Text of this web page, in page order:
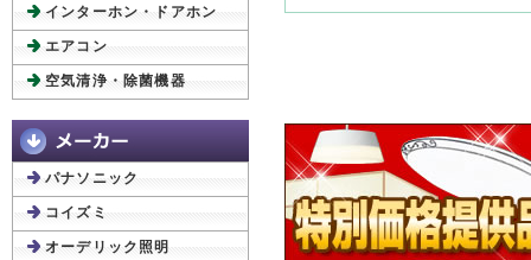
インターホン・ドアホン
エアコン
空気清浄・除菌機器
パナソニック
コイズミ
オーデリック照明